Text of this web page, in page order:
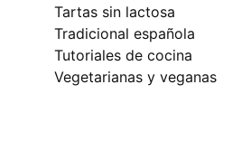
tartas sin lactosa
tradicional española
tutoriales de cocina
vegetarianas y veganas